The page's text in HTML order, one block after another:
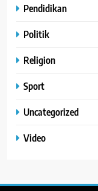
Pendidikan
Politik
Religion
Sport
Uncategorized
Video